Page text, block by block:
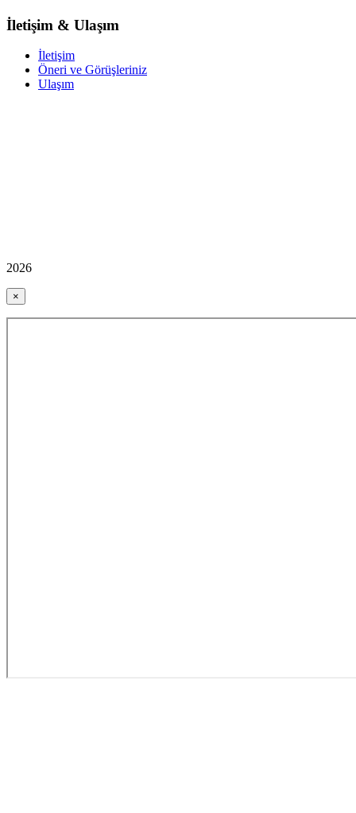
İletişim & Ulaşım
İletişim
Öneri ve Görüşleriniz
Ulaşım
2026
×